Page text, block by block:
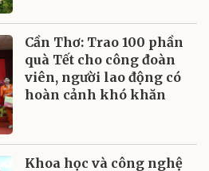
Cần Thơ: Trao 100 phần
quà Tết cho công đoàn
viên, người lao động có
hoàn cảnh khó khăn
Khoa học và công nghệ